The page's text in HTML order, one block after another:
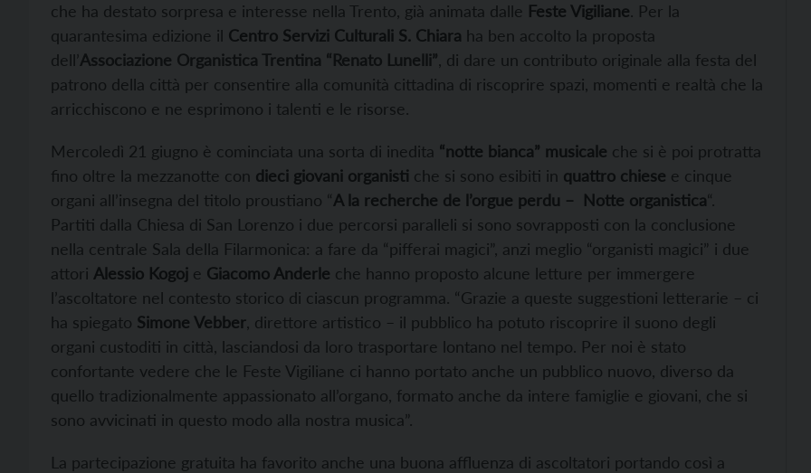
che ha destato sorpresa e interesse nella Trento, già animata dalle Feste Vigiliane. Per la
quarantesima edizione il Centro Servizi Culturali S. Chiara ha ben accolto la proposta
dell’Associazione Organistica Trentina “Renato Lunelli” , di dare un contributo originale alla festa del
patrono della città per consentire alla comunità cittadina di riscoprire spazi, momenti e realtà che la
arricchiscono e ne esprimono i talenti e le risorse.
Mercoledì 21 giugno è cominciata una sorta di inedita “notte bianca” musicale che si è poi protratta
fino oltre la mezzanotte con dieci giovani organisti che si sono esibiti in quattro chiese e cinque
organi all’insegna del titolo proustiano “A la recherche de l’orgue perdu – Notte organistica“.
Partiti dalla Chiesa di San Lorenzo i due percorsi paralleli si sono sovrapposti con la conclusione
nella centrale Sala della Filarmonica: a fare da “pifferai magici”, anzi meglio “organisti magici” i due
attori Alessio Kogoj e Giacomo Anderle che hanno proposto alcune letture per immergere
l’ascoltatore nel contesto storico di ciascun programma. “Grazie a queste suggestioni letterarie – ci
ha spiegato Simone Vebber , direttore artistico – il pubblico ha potuto riscoprire il suono degli
organi custoditi in città, lasciandosi da loro trasportare lontano nel tempo. Per noi è stato
confortante vedere che le Feste Vigiliane ci hanno portato anche un pubblico nuovo, diverso da
quello tradizionalmente appassionato all’organo, formato anche da intere famiglie e giovani, che si
sono avvicinati in questo modo alla nostra musica”.
La partecipazione gratuita ha favorito anche una buona affluenza di ascoltatori portando così a